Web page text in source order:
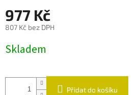
977 Kč
807 Kč bez DPH
cena:
Skladem
Přidat do košíku